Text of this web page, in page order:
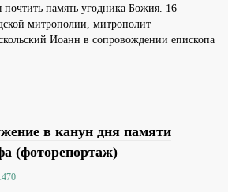
память угодника Божия. 16
митрополии, митрополит
Иоанн в сопровождении епископа
в канун дня памяти
(фоторепортаж)